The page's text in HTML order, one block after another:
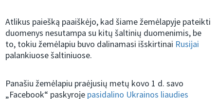
Atlikus paiešką paaiškėjo, kad šiame žemėlapyje pateikti
duomenys nesutampa su kitų šaltinių duomenimis, be
to, tokiu žemėlapiu buvo dalinamasi išskirtinai Rusijai
palankiuose šaltiniuose.
Panašiu žemėlapiu praėjusių metų kovo 1 d. savo
„Facebook“ paskyroje pasidalino Ukrainos liaudies